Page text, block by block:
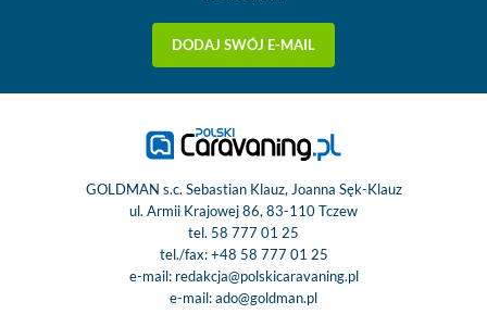
DODAJ SWÓJ E-MAIL
GOLDMAN s.c. Sebastian Klauz, Joanna Sęk-Klauz
ul. Armii Krajowej 86, 83-110 Tczew
tel. 58 777 01 25
tel./fax:+48 58 777 01 25
e-mail: redakcja@polskicaravaning.pl
e-mail:ado@goldman.pl